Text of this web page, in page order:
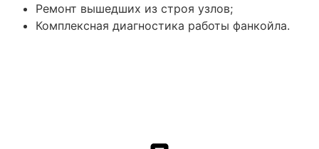
Ремонт вышедших из строя узлов;
Комплексная диагностика работы фанкойла.